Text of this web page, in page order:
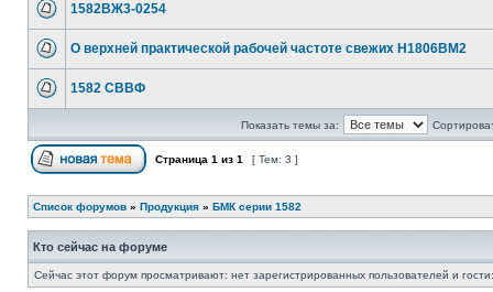
1582ВЖ3-0254
О верхней практической рабочей частоте свежих Н1806ВМ2
1582 СВВФ
Показать темы за:
Страница 1 из 1 [ Тем: 3 ]
Список форумов » Продукция » БМК серии 1582
Кто сейчас на форуме
Сейчас этот форум просматривают: нет зарегистрированных пользователей и